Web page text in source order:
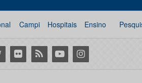
Campi Hospitais Ensino
Flickr RSS YoutubeInstagram